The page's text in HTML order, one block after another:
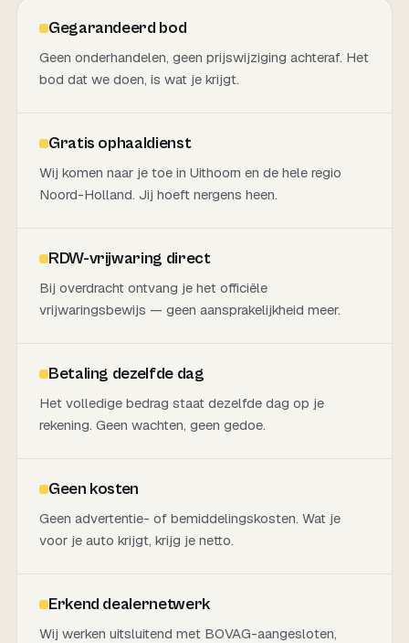
Gegarandeerd bod
Geen onderhandelen, geen prijswijziging achteraf. Het
bod dat we doen, is wat je krijgt.
Gratis ophaaldienst
Wij komen naar je toe in Uithoorn en de hele regio
Noord-Holland. Jij hoeft nergens heen.
RDW-vrijwaring direct
Bij overdracht ontvang je het officiële
vrijwaringsbewijs — geen aansprakelijkheid meer.
Betaling dezelfde dag
Het volledige bedrag staat dezelfde dag op je
rekening. Geen wachten, geen gedoe.
Geen kosten
Geen advertentie- of bemiddelingskosten. Wat je
voor je auto krijgt, krijg je netto.
Erkend dealernetwerk
Wij werken uitsluitend met BOVAG-aangesloten,